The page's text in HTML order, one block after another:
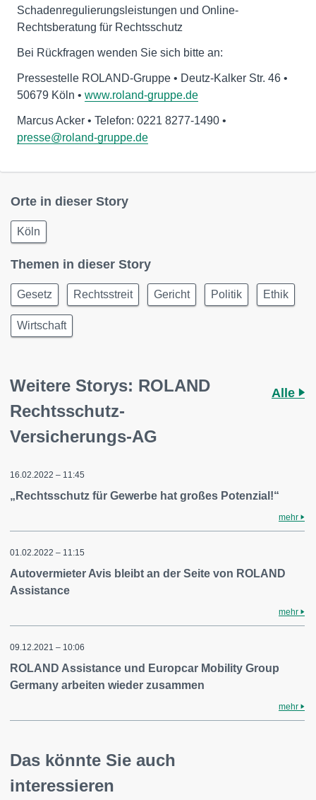
Schadenregulierungsleistungen und Online-
Rechtsberatung für Rechtsschutz
Bei Rückfragen wenden Sie sich bitte an:
Pressestelle ROLAND-Gruppe • Deutz-Kalker Str. 46 •
50679 Köln • www.roland-gruppe.de
Marcus Acker • Telefon: 0221 8277-1490 •
presse@roland-gruppe.de
Orte in dieser Story
Köln
Themen in dieser Story
Gesetz Rechtsstreit Gericht Politik Ethik
Wirtschaft
Weitere Storys: ROLAND
Rechtsschutz-
Versicherungs-AG
Alle
16.02.2022 – 11:45
„Rechtsschutz für Gewerbe hat großes Potenzial!“
mehr
01.02.2022 – 11:15
Autovermieter Avis bleibt an der Seite von ROLAND
Assistance
mehr
09.12.2021 – 10:06
ROLAND Assistance und Europcar Mobility Group
Germany arbeiten wieder zusammen
mehr
Das könnte Sie auch
interessieren